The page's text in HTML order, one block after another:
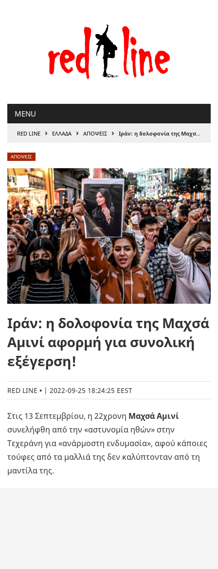
MENU
RED LINE › ΕΛΛΑΔΑ › ΑΠΟΨΕΙΣ › Ιράν: η δολοφονία της Μαχσά Αμινί αφορμή για συνολική εξέγερση!
ΑΠΟΨΕΙΣ
Ιράν: η δολοφονία της Μαχσά
Αμινί αφορμή για συνολική
εξέγερση!
RED LINE | 2022-09-25 18:24:25 EEST
Στις 13 Σεπτεμβρίου, η 22χρονη Μαχσά Αμινί
συνελήφθη από την «αστυνομία ηθών» στην
Τεχεράνη για «ανάρμοστη ενδυμασία», αφού κάποιες
τούφες από τα μαλλιά της δεν καλύπτονταν από τη
μαντίλα της.